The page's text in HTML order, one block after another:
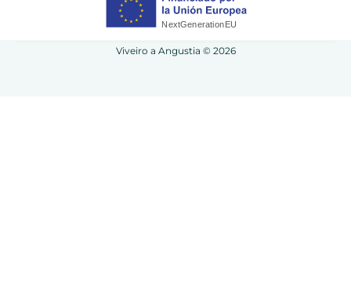
Viveiro a Angustia © 2026